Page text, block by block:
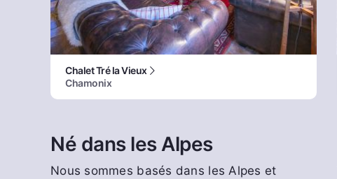
Chalet Tré la Vieux
Chamonix
Né dans les Alpes
Nous sommes basés dans les Alpes et